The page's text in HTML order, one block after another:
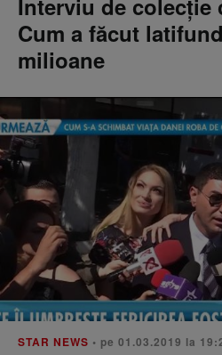
Interviu de
Cum a făcut
milioane
STAR NEWS • pe 01.03.2019 la